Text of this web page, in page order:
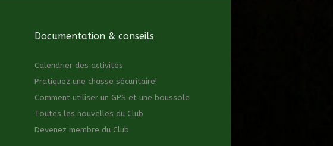
Documentation & conseils
Calendrier des activités
Pratiquez une chasse sécuritaire!
Comment utiliser un GPS et une boussole
Toutes les nouvelles du Club
Devenez membre du Club